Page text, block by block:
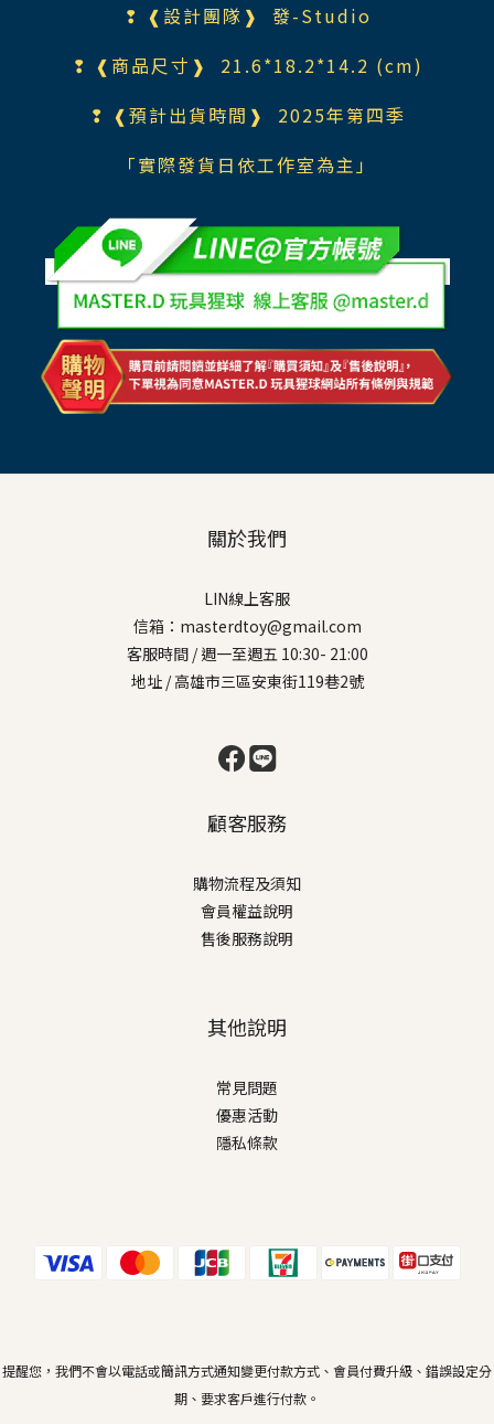
❢ ❰設計團隊❱ 發-Studio
❢ ❰商品尺寸❱ 21.6*18.2*14.2 (cm)
❢ ❰預計出貨時間❱ 2025年第四季
「實際發貨日依工作室為主」
關於我們
LIN線上客服
信箱：masterdtoy@gmail.com
客服時間 / 週一至週五 10:30- 21:00
地址 / 高雄市三區安東街119巷2號
顧客服務
購物流程及須知
會員權益說明
售後服務說明
其他說明
常見問題
優惠活動
隱私條款
提醒您，我們不會以電話或簡訊方式通知變更付款方式、會員付費升級、錯誤設定分
期、要求客戶進行付款。